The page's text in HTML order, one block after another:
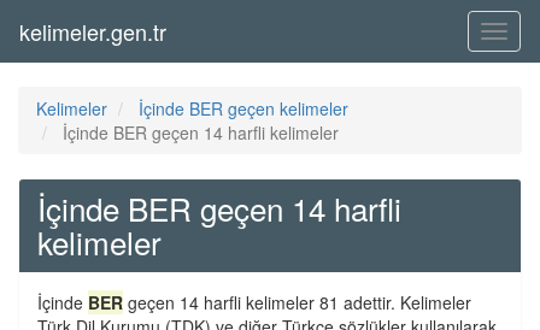
Menü
kelimeler.gen.tr
Kelimeler
İçinde BER geçen kelimeler
İçinde BER geçen 14 harfli kelimeler
İçinde BER geçen 14 harfli
kelimeler
İçinde BER geçen 14 harfli kelimeler 81 adettir. Kelimeler